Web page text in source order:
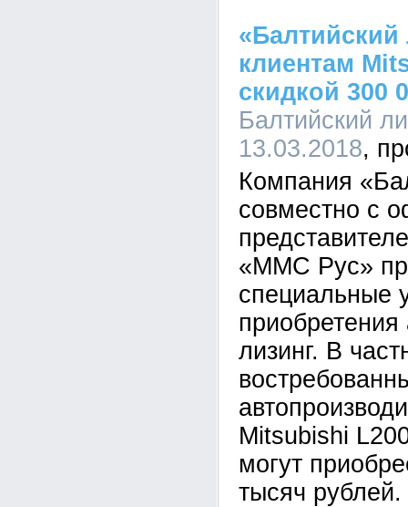
«Балтийский
клиентам
скидкой 300
Балтийский
13.03.2018
Компания
совместно с
«ММС Рус»
специальные
лизинг. В
Mitsubishi
могут
тысяч рублей.